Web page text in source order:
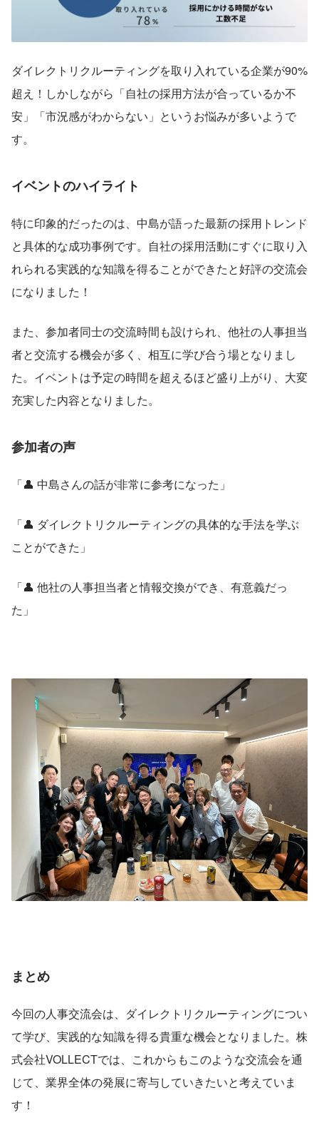
ダイレクトリクルーティングを取り入れている企業が90%
超え！しかしながら「自社の採用方法が合っているか不
安」「市況感がわからない」というお悩みが多いようで
す。
イベントのハイライト
特に印象的だったのは、中島が語った最新の採用トレンド
と具体的な成功事例です。自社の採用活動にすぐに取り入
れられる実践的な知識を得ることができたと好評の交流会
になりました！
また、参加者同士の交流時間も設けられ、他社の人事担当
者と交流する機会が多く、相互に学び合う場となりまし
た。イベントは予定の時間を超えるほど盛り上がり、大変
充実した内容となりました。
参加者の声
「👤 中島さんの話が非常に参考になった」
「👤 ダイレクトリクルーティングの具体的な手法を学ぶ
ことができた」
「👤 他社の人事担当者と情報交換ができ、有意義だっ
た」
まとめ
今回の人事交流会は、ダイレクトリクルーティングについ
て学び、実践的な知識を得る貴重な機会となりました。株
式会社VOLLECTでは、これからもこのような交流会を通
じて、業界全体の発展に寄与していきたいと考えていま
す！